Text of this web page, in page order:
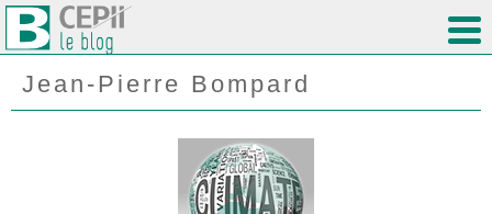
Jean-Pierre Bompard